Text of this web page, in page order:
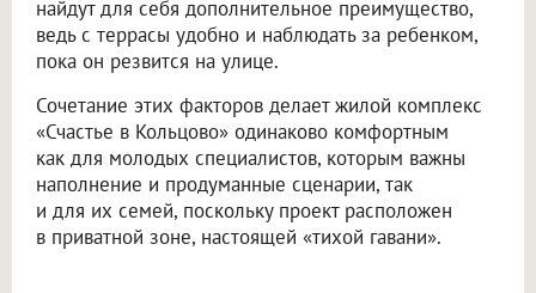
найдут для себя дополнительное преимущество,
ведь с террасы удобно и наблюдать за ребенком,
пока он резвится на улице.
Сочетание этих факторов делает жилой комплекс
«Счастье в Кольцово» одинаково комфортным
как для молодых специалистов, которым важны
наполнение и продуманные сценарии, так
и для их семей, поскольку проект расположен
в приватной зоне, настоящей «тихой гавани».